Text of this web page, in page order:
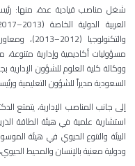
مسؤوليات أكاديمية وإدارية
ووكالة كلية العلوم للشؤون
السعودية مديراً للشؤون التعليمية
إلى جانب المناصب الإدارية، يتمتع
استشارية علمية في هيئة الطاقة
ودولية معنية بالإنسان والمحيط